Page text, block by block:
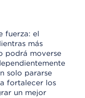
fuerza: el
más
podrá moverse
solo pararse
fortalecer los
un mejor